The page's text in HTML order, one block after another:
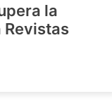
la
Revistas